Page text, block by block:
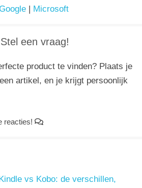
| Microsoft
een vraag!
product te vinden? Plaats je
artikel, en je krijgt persoonlijk
reacties!
Kindle vs Kobo: de verschillen,